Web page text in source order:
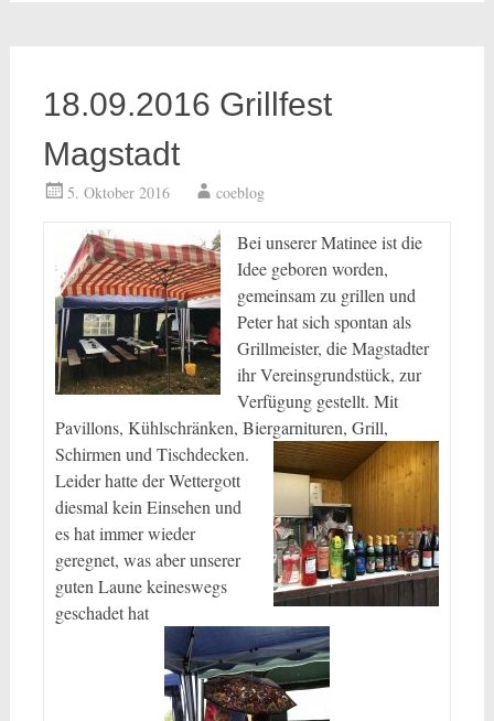
18.09.2016 Grillfest
Magstadt
5. Oktober 2016 coeblog
Bei unserer Matinee ist die
Idee geboren worden,
gemeinsam zu grillen und
Peter hat sich spontan als
Grillmeister, die Magstadter
ihr Vereinsgrundstück, zur
Verfügung gestellt. Mit
Pavillons, Kühlschränken, Biergarnituren, Grill,
Schirmen und Tischdecken.
Leider hatte der Wettergott
diesmal kein Einsehen und
es hat immer wieder
geregnet, was aber unserer
guten Laune keineswegs
geschadet hat